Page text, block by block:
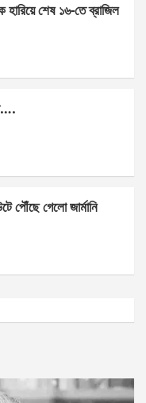
হারিয়ে শেষ ১৬-তে ব্রাজিল
পৌঁছে গেলো জার্মানি